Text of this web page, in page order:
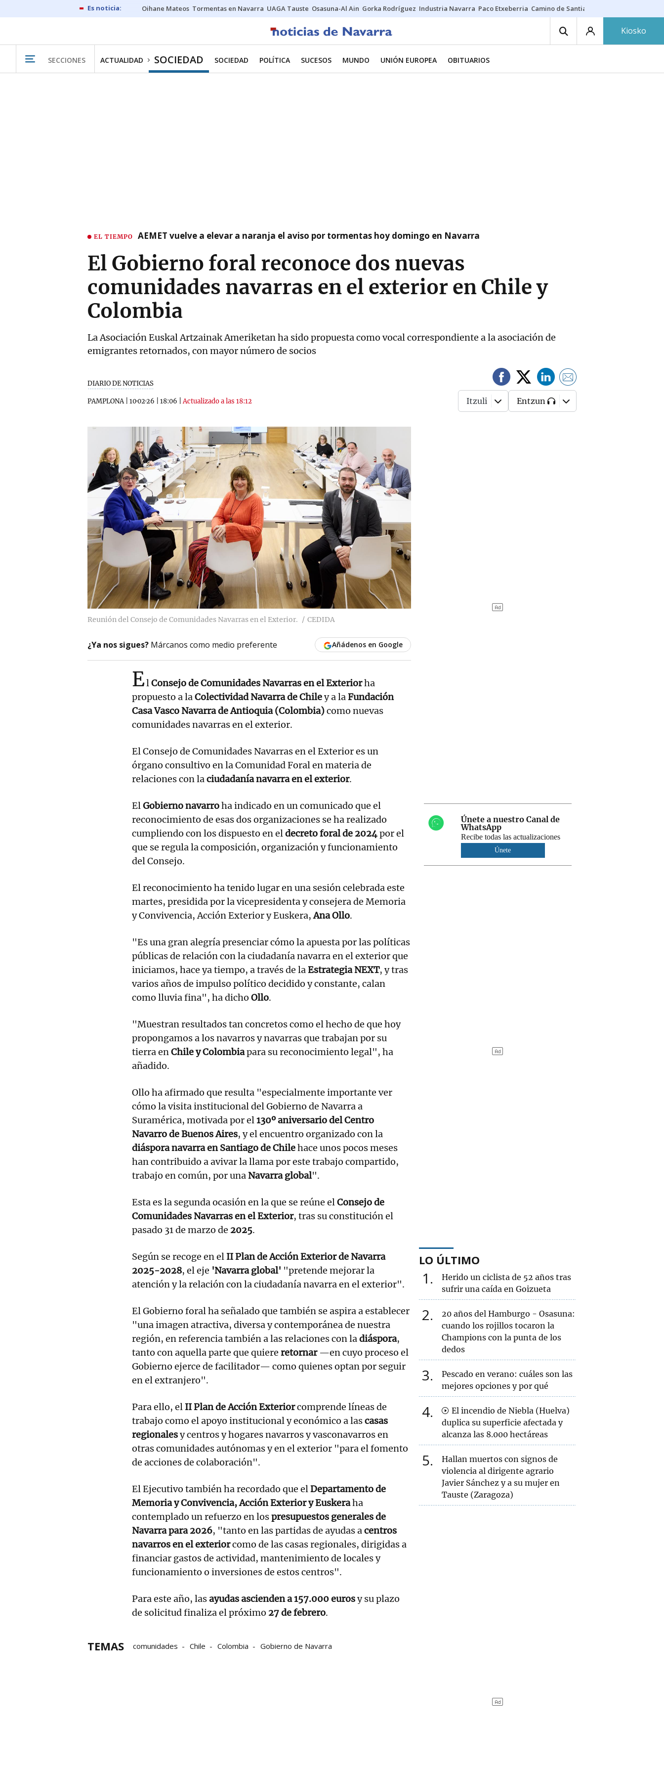
Oihane Mateos Tormentas en Navarra UAGA Tauste Osasuna-Al Ain Gorka Rodríguez Industria Navarra Paco Etxeberria Camino de Santiago
Kiosko
SECCIONES ACTUALIDAD SOCIEDAD SOCIEDAD POLÍTICA SUCESOS MUNDO UNIÓN EUROPEA OBITUARIOS
EL TIEMPO AEMET vuelve a elevar a naranja el aviso por tormentas hoy domingo en Navarra
El Gobierno foral reconoce dos nuevas
comunidades navarras en el exterior en Chile y
Colombia
La Asociación Euskal Artzainak Ameriketan ha sido propuesta como vocal correspondiente a la asociación de
emigrantes retornados, con mayor número de socios
DIARIO DE NOTICIAS
PAMPLONA| 10·02·26 18:06 |Actualizado a las 18:12 Itzuli Entzun
Reunión del Consejo de Comunidades Navarras en el Exterior. CEDIDA
¿Ya nos sigues? Márcanos como medio preferente Añádenos en Google
ElConsejo de Comunidades Navarras en el Exteriorha
propuesto a laColectividad Navarra de Chiley a laFundación
Casa Vasco Navarra de Antioquia (Colombia)como nuevas
comunidades navarras en el exterior.
El Consejo de Comunidades Navarras en el Exterior es un
órgano consultivo en la Comunidad Foral en materia de
relaciones con laciudadanía navarra en el exterior.
ElGobierno navarroha indicado en un comunicado que el
reconocimiento de esas dos organizaciones se ha realizado
cumpliendo con los dispuesto en eldecreto foral de 2024por el
que se regula la composición, organización y funcionamiento
del Consejo.
El reconocimiento ha tenido lugar en una sesión celebrada este
martes, presidida por la vicepresidenta y consejera de Memoria
y Convivencia, Acción Exterior y Euskera,Ana Ollo.
"Es una gran alegría presenciar cómo la apuesta por las políticas
públicas de relación con la ciudadanía navarra en el exterior que
iniciamos, hace ya tiempo, a través de laEstrategia NEXT, y tras
varios años de impulso político decidido y constante, calan
como lluvia fina", ha dicho Ollo.
"Muestran resultados tan concretos como el hecho de que hoy
propongamos a los navarros y navarras que trabajan por su
tierra enChile y Colombiapara su reconocimiento legal", ha
añadido.
Ollo ha afirmado que resulta "especialmente importante ver
cómo la visita institucional del Gobierno de Navarra a
Suramérica, motivada por el130º aniversario del Centro
Navarro de Buenos Aires, y el encuentro organizado con la
diáspora navarra en Santiago de Chilehace unos pocos meses
han contribuido a avivar la llama por este trabajo compartido,
trabajo en común, por una Navarra global".
Esta es la segunda ocasión en la que se reúne elConsejo de
Comunidades Navarras en el Exterior, tras su constitución el
pasado 31 de marzo de 2025.
Según se recoge en el II Plan de Acción Exterior de Navarra
2025-2028, el eje 'Navarra global' "pretende mejorar la
atención y la relación con la ciudadanía navarra en el exterior".
El Gobierno foral ha señalado que también se aspira a establecer
"una imagen atractiva, diversa y contemporánea de nuestra
región, en referencia también a las relaciones con ladiáspora,
tanto con aquella parte que quiere retornar—en cuyo proceso el
Gobierno ejerce de facilitador— como quienes optan por seguir
en el extranjero".
Para ello, el II Plan de Acción Exteriorcomprende líneas de
trabajo como el apoyo institucional y económico a lascasas
regionalesy centros y hogares navarros y vasconavarros en
otras comunidades autónomas y en el exterior "para el fomento
de acciones de colaboración".
El Ejecutivo también ha recordado que elDepartamento de
Memoria y Convivencia, Acción Exterior y Euskeraha
contemplado un refuerzo en lospresupuestos generales de
Navarra para 2026, "tanto en las partidas de ayudas acentros
navarros en el exteriorcomo de las casas regionales, dirigidas a
financiar gastos de actividad, mantenimiento de locales y
funcionamiento o inversiones de estos centros".
Para este año, lasayudas ascienden a 157.000 eurosy su plazo
de solicitud finaliza el próximo 27 de febrero.
TEMAS comunidades Chile Colombia Gobierno de Navarra
Únete a nuestro Canal de
WhatsApp
Recibe todas las actualizaciones
Únete
LO ÚLTIMO
1
Herido un ciclista de 52 años tras
sufrir una caída en Goizueta
2
20 años del Hamburgo - Osasuna:
cuando los rojillos tocaron la
Champions con la punta de los
dedos
3
Pescado en verano: cuáles son las
mejores opciones y por qué
4
El incendio de Niebla (Huelva)
duplica su superficie afectada y
alcanza las 8.000 hectáreas
5
Hallan muertos con signos de
violencia al dirigente agrario
Javier Sánchez y a su mujer en
Tauste (Zaragoza)